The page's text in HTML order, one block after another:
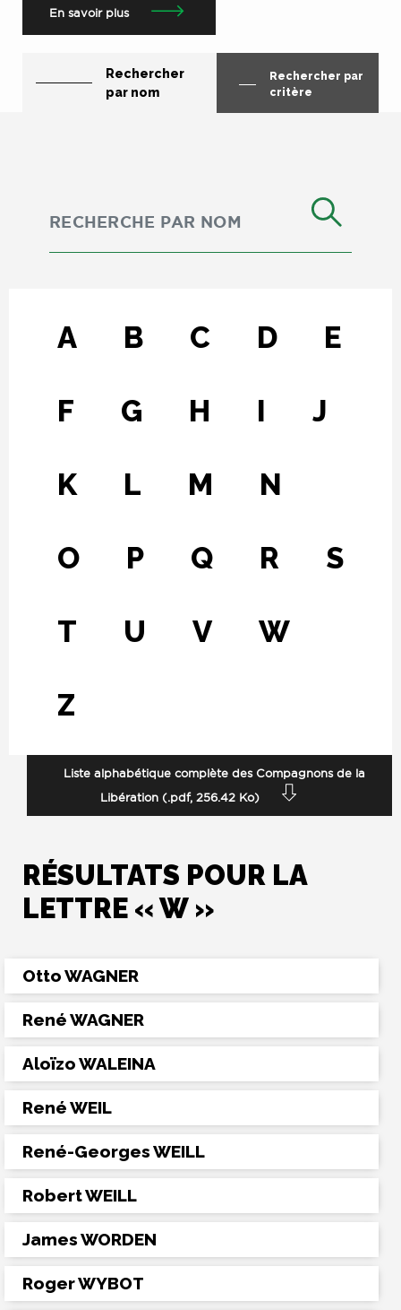
En savoir plus
Rechercher
par nom
Rechercher par
critère
A B C D E
F G H I J
K L M N
O P Q R S
T U V W
Z
Liste alphabétique complète des Compagnons de la
Libération (.pdf, 256.42 Ko)
RÉSULTATS POUR LA
LETTRE « W »
Otto WAGNER
René WAGNER
Aloïzo WALEINA
René WEIL
René-Georges WEILL
Robert WEILL
James WORDEN
Roger WYBOT